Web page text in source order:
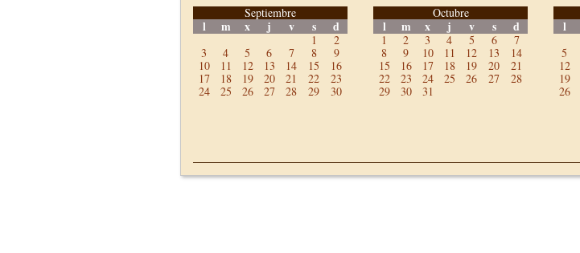
Septiembre
l m x j v s d
1
2
3
4 5 6 7 8
9
10
11 12 13 14 15
16
17
18 19 20 21 22
23
24
25 26 27 28 29 30
Octubre
l m x j v s d
1 2 3 4 5 6
7
8
9 10 11 12 13
14
15
16 17 18 19 20
21
22
23 24 25 26 27
28
29
30 31
l
5
12
19
26